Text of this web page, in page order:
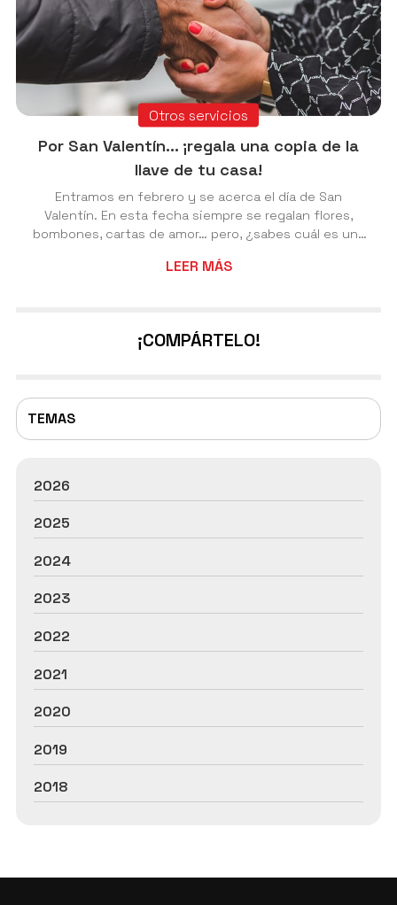
TEMAS
Por San Valentín... ¡regala una copia de la
llave de tu casa!
Otros servicios
Entramos en febrero y se acerca el día de San
Valentín. En esta fecha siempre se regalan flores,
bombones, cartas de amor… pero, ¿sabes cuál es una
que la quieres mucho y que confías en ella?
relacionados con la cerrajería. Uno de nuestros
LEER MÁS
¡COMPÁRTELO!
2026
2025
2024
2023
2022
2021
2020
2019
2018